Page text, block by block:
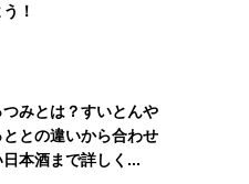
！
つみとは？すいとんや
ととの違いから合わせ
日本酒まで詳しく...